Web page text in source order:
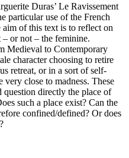
Duras’ Le Ravissement
particular use of the French
of this text is to reflect on
– or not – the feminine.
Medieval to Contemporary
character choosing to retire
retreat, or in a sort of self-
very close to madness. These
directly the place of
such a place exist? Can the
confined/defined? Or does